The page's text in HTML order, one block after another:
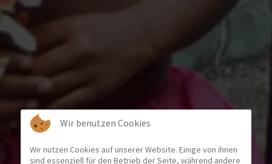
Wir benutzen Cookies
Wir nutzen Cookies auf unserer Website. Einige von ihnen
sind essenziell für den Betrieb der Seite, während andere